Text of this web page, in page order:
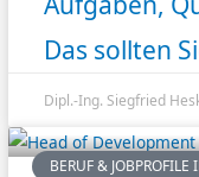
Das sollten
Dipl.-Ing. Siegfried
BERUF & JOBPROFILE